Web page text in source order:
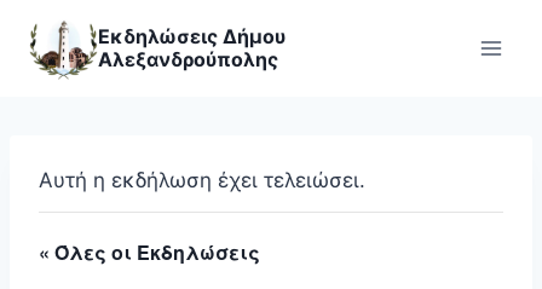
content
Εκδηλώσεις Δήμου
Αλεξανδρούπολης
Αυτή η εκδήλωση έχει τελειώσει.
« Όλες οι Εκδηλώσεις